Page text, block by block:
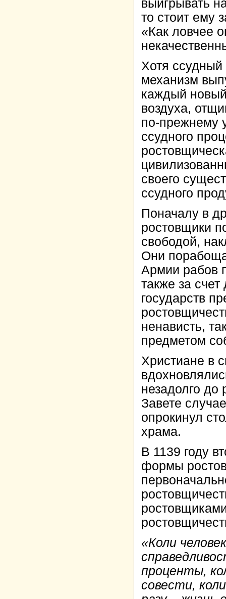
выигрывать
то стоит ему
«Как ловчее
Хотя
механизм
каждый
воздуха,
по-прежнему
ссудного
своего
ссудного
Поначалу в
ростовщики
свободой,
Они
Армии рабов
также за
государств
ненависть,
предметом
Христиане в
незадолго до
Завете
опрокинул
храма.
В 1139 году
формы
«Коли
проценты,
совести,